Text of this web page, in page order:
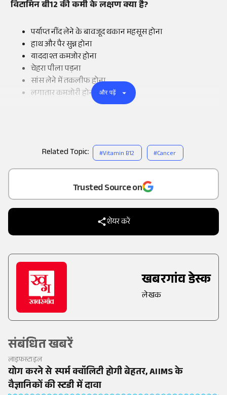
Add
as a
Trusted Source on
शेयर करें
खबरगांव डेस्क
लेखक
संबंधित खबरें
लाइफस्टाइल
योग करने से स्पर्म क्वॉलिटी होगी बेहतर, AIIMS के
वैज्ञानिकों की स्टडी में दावा
विटामिन बी12 की कमी के लक्षण क्या है?
पर्याप्त नींद लेने के बावजूद थकान महसूस होना
हाथ और पैर सुन्न होना
याददाश्त कमजोर होना
चेहरा पीला पड़ना
सांस लेने में तकलीफ होना
लगातार कमजोरी होना
और पढ़ें
Related Topic: #Vitamin B12 #Cancer